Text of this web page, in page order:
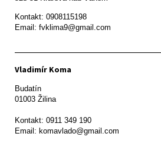
Kontakt: 0908115198
Email: fvklima9@gmail.com
Vladimír Koma
Budatín
01003 Žilina
Kontakt: 0911 349 190